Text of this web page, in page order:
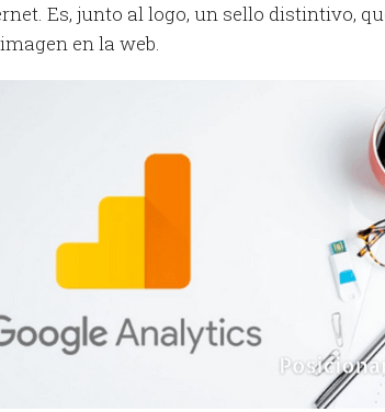
Es, junto al logo, un sello distintivo,
en la web.